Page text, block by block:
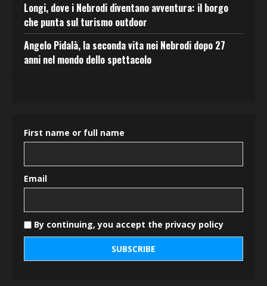
Longi, dove i Nebrodi diventano avventura: il borgo
che punta sul turismo outdoor
Angelo Pidalà, la seconda vita nei Nebrodi dopo 27
anni nel mondo dello spettacolo
First name or full name
Email
By continuing, you accept the privacy policy